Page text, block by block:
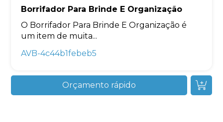
Borrifador Para Brinde E Organização
O Borrifador Para Brinde E Organização é
um item de muita...
AVB-4c44b1febeb5
Orçamento rápido